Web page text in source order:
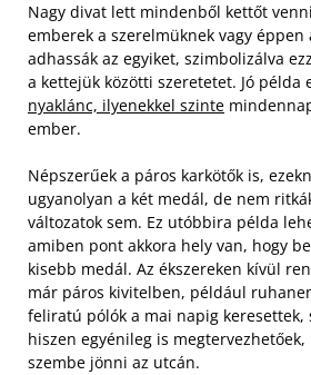
Nagy divat lett mindenből kettőt
emberek a szerelmüknek vagy
adhassák az egyiket, szimbolizálva
a kettejük közötti szeretetet. Jó példa
nyaklánc, ilyenekkel szinte
ember.
Népszerűek a páros karkötők is,
ugyanolyan a két medál, de nem
változatok sem. Ez utóbbira példa
amiben pont akkora hely van, hogy
kisebb medál. Az ékszereken kívül
már páros kivitelben, például
feliratú pólók a mai napig keresettek,
hiszen egyénileg is
szembe jönni az utcán.